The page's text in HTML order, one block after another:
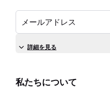
メールアドレス
詳細を見る
私たちについて